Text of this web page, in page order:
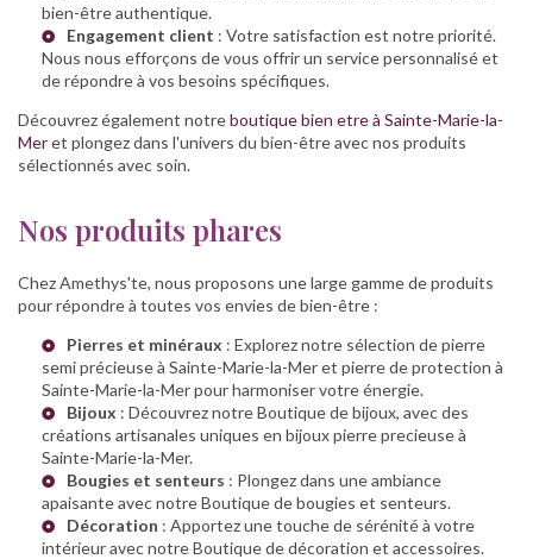
bien-être authentique.
Engagement client : Votre satisfaction est notre priorité.
Nous nous efforçons de vous offrir un service personnalisé et
de répondre à vos besoins spécifiques.
Découvrez également notreboutique bien etre à Sainte-Marie-la-
Meret plongez dans l'univers du bien-être avec nos produits
sélectionnés avec soin.
Nos produits phares
Chez Amethys'te, nous proposons une large gamme de produits
pour répondre à toutes vos envies de bien-être :
Pierres et minéraux : Explorez notre sélection depierre
semi précieuse à Sainte-Marie-la-Meret pierre de protection à
Sainte-Marie-la-Merpour harmoniser votre énergie.
Bijoux : Découvrez notreBoutique de bijoux, avec des
créations artisanales uniques en bijoux pierre precieuse à
Sainte-Marie-la-Mer.
Bougies et senteurs : Plongez dans une ambiance
apaisante avec notreBoutique de bougies et senteurs.
Décoration : Apportez une touche de sérénité à votre
intérieur avec notreBoutique de décoration et accessoires.